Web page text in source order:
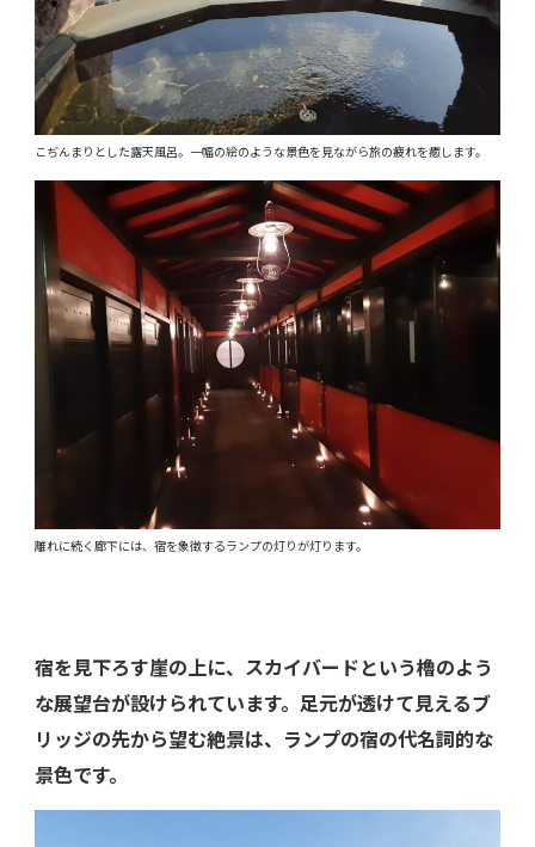
こぢんまりとした露天風呂。一幅の絵のような景色を見ながら旅の疲れを癒します。
離れに続く廊下には、宿を象徴するランプの灯りが灯ります。
宿を見下ろす崖の上に、スカイバードという櫓のよう
な展望台が設けられています。足元が透けて見えるブ
リッジの先から望む絶景は、ランプの宿の代名詞的な
景色です。